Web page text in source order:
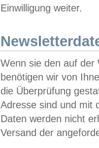
Einwilligung weiter.
Wenn sie den auf der
benötigen wir von
die Überprüfung
Adresse sind und mit
Daten werden nicht
Versand der